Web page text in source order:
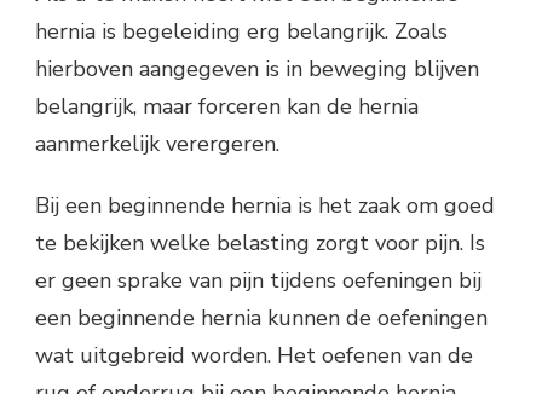
hernia is begeleiding erg belangrijk. Zoals
hierboven aangegeven is in beweging blijven
belangrijk, maar forceren kan de hernia
aanmerkelijk verergeren.
Bij een beginnende hernia is het zaak om goed
te bekijken welke belasting zorgt voor pijn. Is
er geen sprake van pijn tijdens oefeningen bij
een beginnende hernia kunnen de oefeningen
wat uitgebreid worden. Het oefenen van de